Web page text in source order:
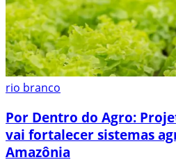
rio branco
Por Dentro do Agro:
vai fortalecer sistemas
Amazônia